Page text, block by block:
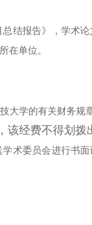
结报告》，学术
在单位。
大学的有关财务规
该经费不得划拨
术委员会进行书